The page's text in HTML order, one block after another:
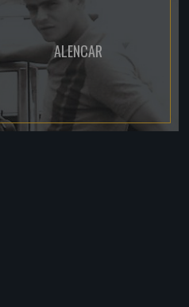
ALENCAR